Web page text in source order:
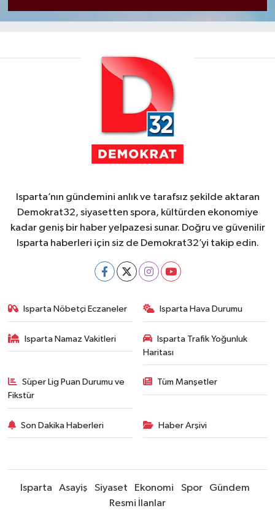
Isparta’nın gündemini anlık ve tarafsız şekilde aktaran
Demokrat32, siyasetten spora, kültürden ekonomiye
kadar geniş bir haber yelpazesi sunar. Doğru ve güvenilir
Isparta haberleri için siz de Demokrat32’yi takip edin.
Isparta Nöbetçi Eczaneler Isparta Hava Durumu
Isparta Namaz Vakitleri
Isparta Trafik Yoğunluk
Haritası
Süper Lig Puan Durumu ve
Fikstür
Tüm Manşetler
Son Dakika Haberleri Haber Arşivi
Isparta Asayiş Siyaset Ekonomi Spor
Gündem
Resmi İlanlar